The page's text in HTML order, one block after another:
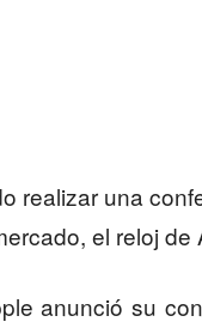
realizar una
el reloj
anunció su